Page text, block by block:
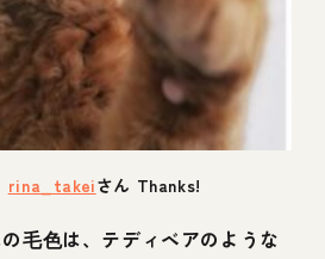
rina_takeiさん Thanks!
毛色は、テディベアのような